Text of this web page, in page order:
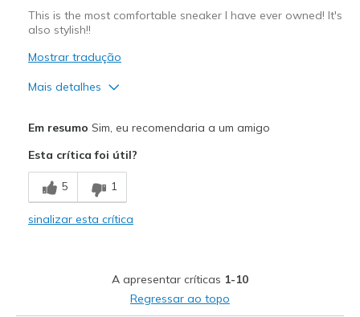
This is the most comfortable sneaker I have ever owned! It's
also stylish!!
Mostrar tradução
Mais detalhes
The best style & comfort.!! A must have !!
Melhores utilizações
Casual Wear
Em resumo Sim, eu recomendaria a um amigo
Esta crítica foi útil?
5 1
sinalizar esta crítica
A apresentar críticas 1-10
Regressar ao topo